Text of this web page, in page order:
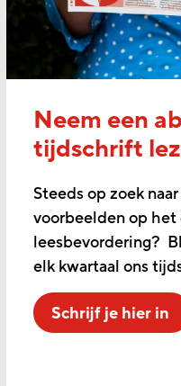
Neem een
tijdschrift
Steeds op zoek
voorbeelden op het
leesbevordering?
elk kwartaal ons
Schrijf je hier in